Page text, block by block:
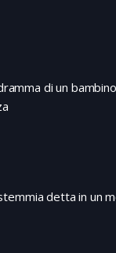
di un
detta in un